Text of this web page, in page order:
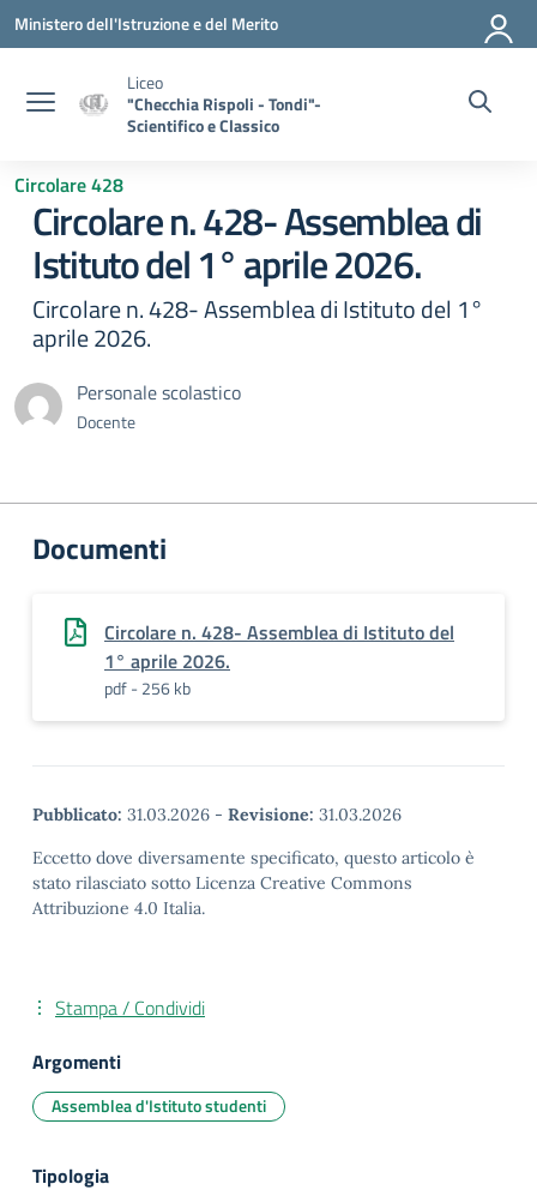
Vai ai contenuti
Vai al menu di navigazione
Vai al footer
Ministero dell'Istruzione e del Merito
Liceo
"Checchia Rispoli - Tondi"-
Scientifico e Classico
Circolare 428
Circolare n. 428- Assemblea di
Istituto del 1° aprile 2026.
Circolare n. 428- Assemblea di Istituto del 1°
aprile 2026.
Personale scolastico
Docente
Documenti
Circolare n. 428- Assemblea di Istituto del
1° aprile 2026.
pdf - 256 kb
Pubblicato: 31.03.2026 - Revisione: 31.03.2026
Eccetto dove diversamente specificato, questo articolo è
stato rilasciato sotto Licenza Creative Commons
Attribuzione 4.0 Italia.
Stampa / Condividi
Argomenti
Assemblea d'Istituto studenti
Tipologia